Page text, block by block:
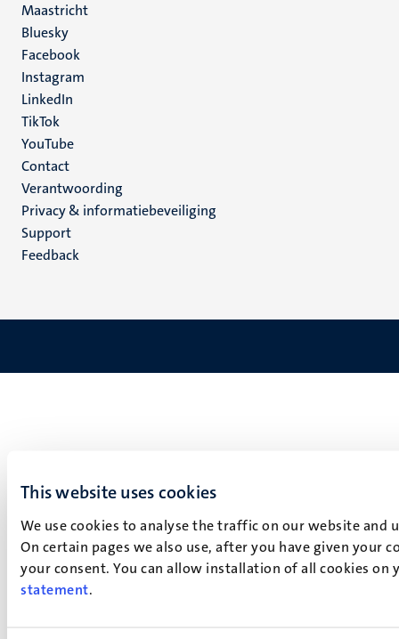
This website uses cookies
We use cookies to analyse the traffic on our website
On certain pages we also use, after you have given your
your consent. You can allow installation of all cookies
statement.
Maastricht
Social
media
Bluesky
Facebook
Instagram
LinkedIn
TikTok
YouTube
Menu
footer
(NL)
Contact
Verantwoording
Privacy & informatiebeveiliging
Support
Feedback